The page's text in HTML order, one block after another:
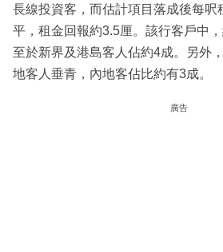
長線投資客，而估計項目落成後每呎
平，租金回報約3.5厘。該行客戶中
至於新界及港島客人佔約4成。另外
地客人垂青，內地客佔比約有3成。
廣告